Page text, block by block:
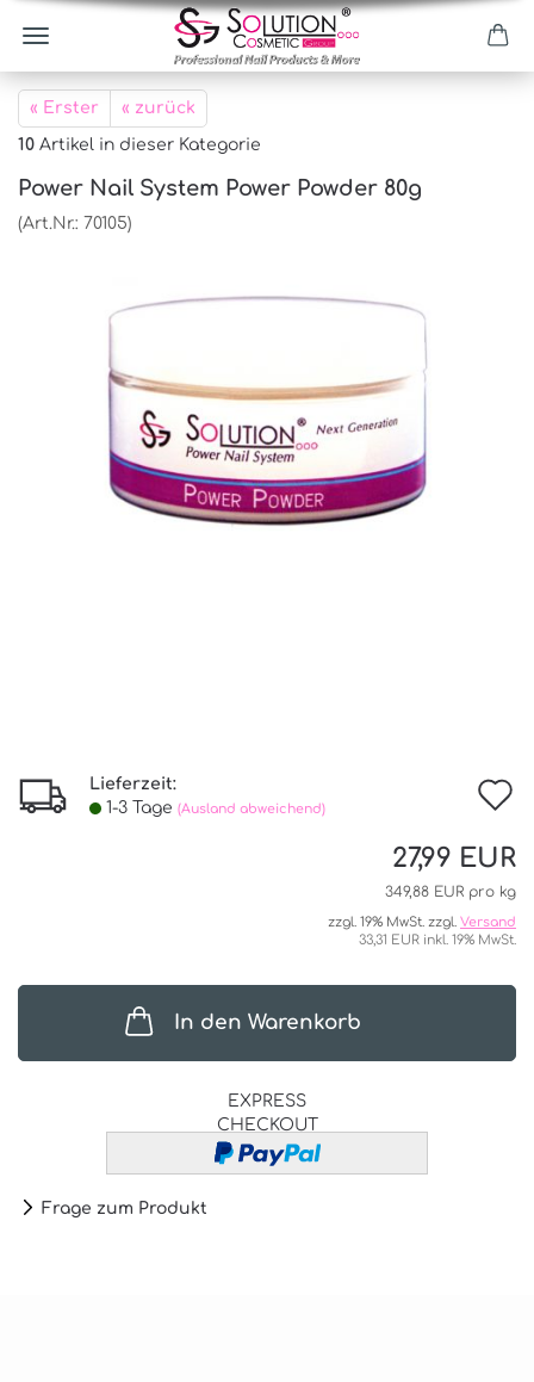
« Erster « zurück
10 Artikel in dieser Kategorie
Power Nail System Power Powder 80g
(Art.Nr.: 70105)
Lieferzeit:
1-3 Tage (Ausland abweichend)
27,99 EUR
349,88 EUR pro kg
zzgl. 19% MwSt. zzgl. Versand
33,31 EUR inkl. 19% MwSt.
In den Warenkorb
EXPRESS
CHECKOUT
Frage zum Produkt